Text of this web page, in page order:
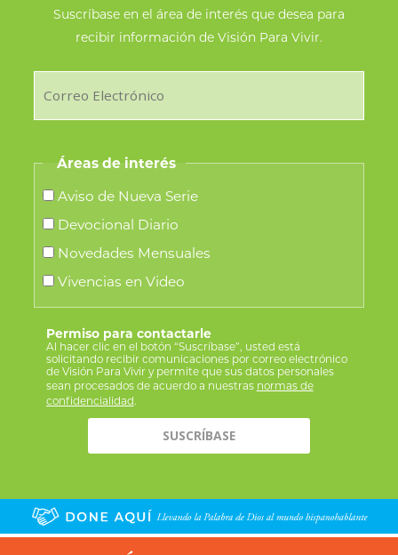
Suscríbase en el área de interés que desea para
recibir información de Visión Para Vivir.
Áreas de interés
Aviso de Nueva Serie
Devocional Diario
Novedades Mensuales
Vivencias en Video
Permiso para contactarle
Al hacer clic en el botón “Suscríbase”, usted está
solicitando recibir comunicaciones por correo electrónico
de Visión Para Vivir y permite que sus datos personales
sean procesados de acuerdo a nuestras normas de
confidencialidad.